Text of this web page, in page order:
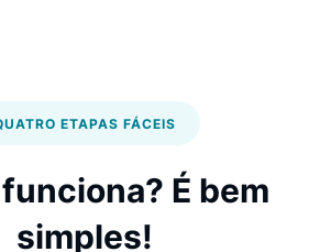
ETAPAS FÁCEIS
É bem
simples!